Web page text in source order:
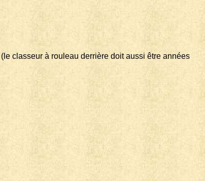
classeur à rouleau derrière doit aussi être années